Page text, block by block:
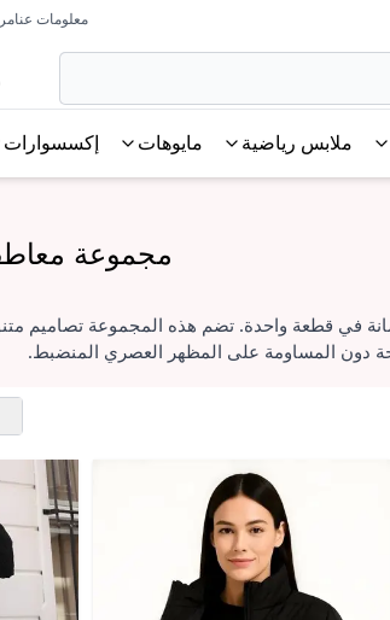
معلومات عنا
ملابس رياضية مايوهات إكسسوارات
مجموعة
في قطعة واحدة. تضم هذه المجموعة تصاميم
دون المساومة على المظهر العصري المنضبط.